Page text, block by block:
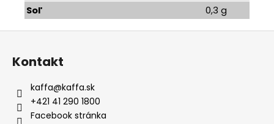
Soľ
0,3 g
Z
Kontakt
kaffa@kaffa.sk
+421 41 290 1800
Facebook stránka